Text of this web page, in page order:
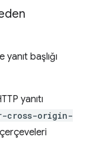
başlığı
yanıtı
cross-origin-